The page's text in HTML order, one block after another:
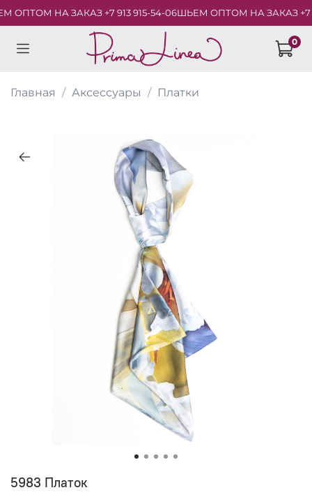
НА ЗАКАЗ +7 913 915-54-06ШЬЕМ ОПТОМ НА ЗАКАЗ +7
0
Главная Аксессуары Платки
5983 Платок